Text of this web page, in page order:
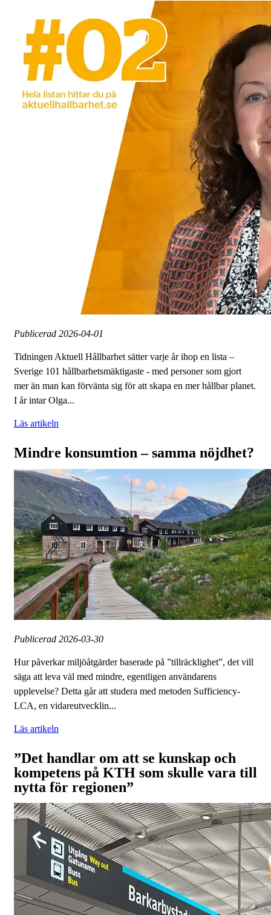
Publicerad 2026-04-01
Tidningen Aktuell Hållbarhet sätter varje år ihop en lista –
Sverige 101 hållbarhetsmäktigaste - med personer som gjort
mer än man kan förvänta sig för att skapa en mer hållbar planet.
I år intar Olga...
Läs artikeln
Mindre konsumtion – samma nöjdhet?
Publicerad 2026-03-30
Hur påverkar miljöåtgärder baserade på ”tillräcklighet”, det vill
säga att leva väl med mindre, egentligen användarens
upplevelse? Detta går att studera med metoden Sufficiency-
LCA, en vidareutvecklin...
Läs artikeln
”Det handlar om att se kunskap och
kompetens på KTH som skulle vara till
nytta för regionen”